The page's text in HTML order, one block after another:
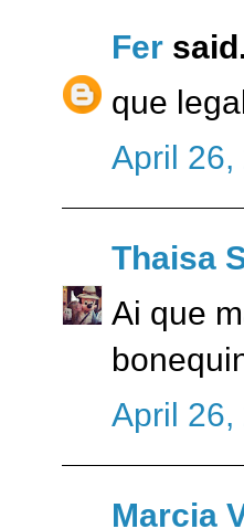
Fer
que
April 26,
Thaisa
Ai que
April 26,
Marcia